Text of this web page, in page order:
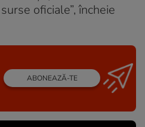
oficiale”, încheie
ABONEAZĂ-TE